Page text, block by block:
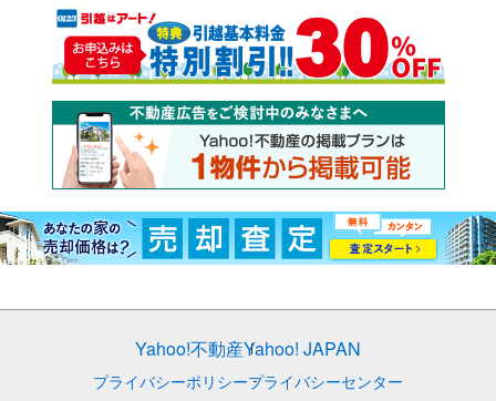
Yahoo!不動産Yahoo! JAPAN
プライバシーポリシープライバシーセンター